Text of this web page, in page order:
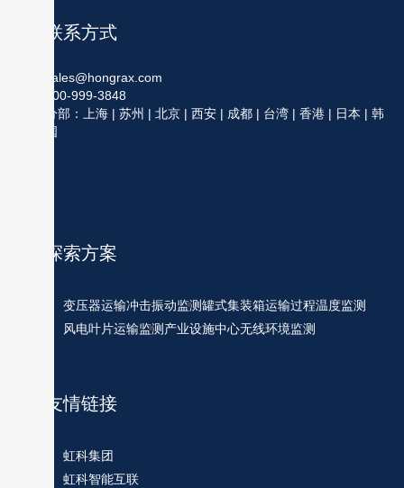
联系方式
sales@hongrax.com
400-999-3848
分部：上海 | 苏州 | 北京 | 西安 | 成都 | 台湾 | 香港 | 日本 | 韩
国
探索方案
变压器运输冲击振动监测罐式集装箱运输过程温度监测
风电叶片运输监测 产业设施中心无线环境监测
友情链接
虹科集团
虹科智能互联